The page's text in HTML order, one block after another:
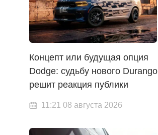
Концепт или будущая опция
Dodge: судьбу нового Durango
решит реакция публики
11:21 08 августа 2026